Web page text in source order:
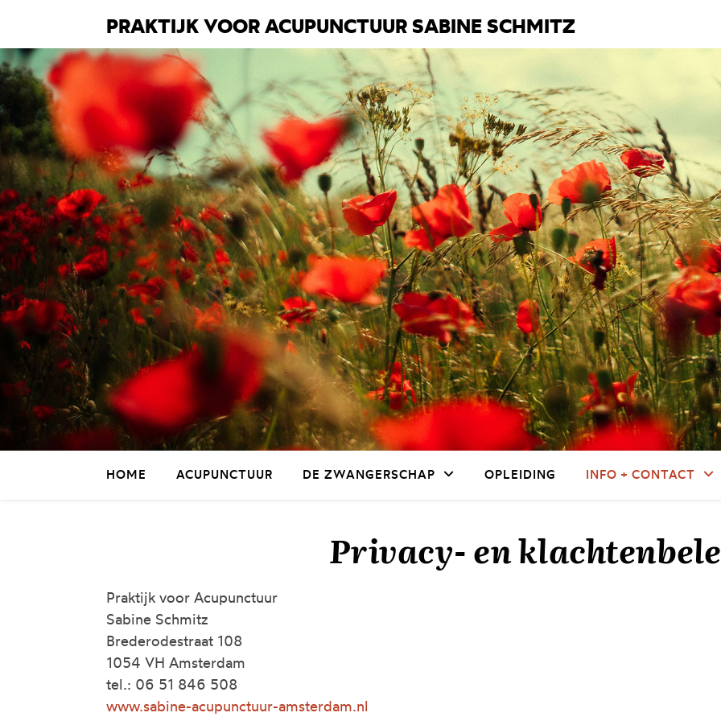
PRAKTIJK VOOR ACUPUNCTUUR SABINE SCHMITZ
HOME ACUPUNCTUUR DE ZWANGERSCHAP OPLEIDING INFO + CONTACT
Privacy- en
Praktijk voor Acupunctuur
Sabine Schmitz
Brederodestraat 108
1054 VH Amsterdam
tel.: 06 51 846 508
www.sabine-acupunctuur-amsterdam.nl